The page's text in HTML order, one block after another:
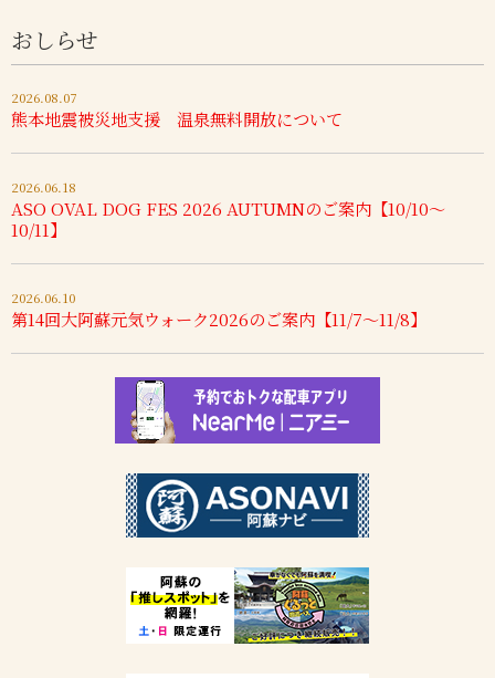
おしらせ
2026.08.07
熊本地震被災地支援 温泉無料開放について
2026.06.18
ASO OVAL DOG FES 2026 AUTUMNのご案内【10/10～
10/11】
2026.06.10
第14回大阿蘇元気ウォーク2026のご案内【11/7～11/8】